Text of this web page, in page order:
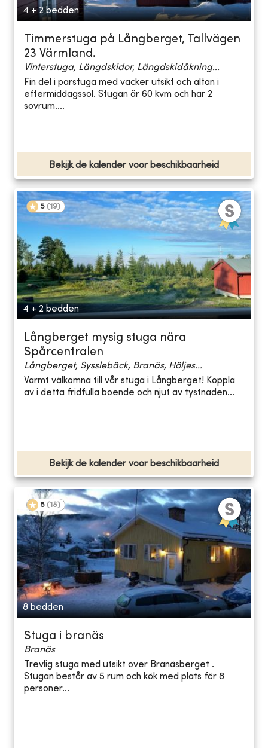
4 + 2 bedden
Timmerstuga på Långberget, Tallvägen
23 Värmland.
Vinterstuga, Längdskidor, Längdskidåkning...
Fin del i parstuga med vacker utsikt och altan i
eftermiddagssol. Stugan är 60 kvm och har 2
sovrum....
Bekijk de kalender voor beschikbaarheid
5 (19)
4 + 2 bedden
Långberget mysig stuga nära
Spårcentralen
Långberget, Sysslebäck, Branäs, Höljes...
Varmt välkomna till vår stuga i Långberget! Koppla
av i detta fridfulla boende och njut av tystnaden...
Bekijk de kalender voor beschikbaarheid
5 (18)
8 bedden
Stuga i branäs
Branäs
Trevlig stuga med utsikt över Branäsberget .
Stugan består av 5 rum och kök med plats för 8
personer...